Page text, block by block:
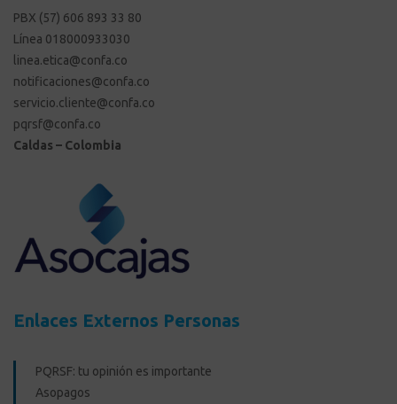
PBX (57) 606 893 33 80
Línea 018000933030
linea.etica@confa.co
notificaciones@confa.co
servicio.cliente@confa.co
pqrsf@confa.co
Caldas – Colombia
Enlaces Externos Personas
PQRSF: tu opinión es importante
Asopagos